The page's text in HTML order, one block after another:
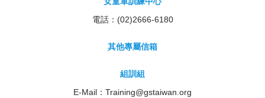
電話：(02)2666-6180
其他專屬信箱
組訓組
E-Mail： Training@gstaiwan.org